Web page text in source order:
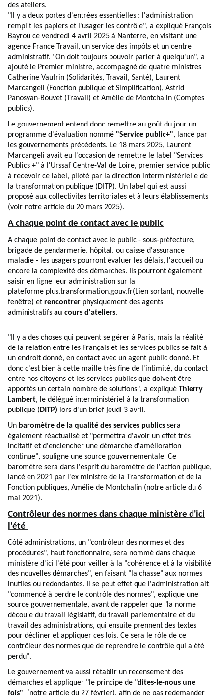
des ateliers.
"Il y a deux portes d'entrées essentielles : l'administration
remplit les papiers et l'usager les contrôle", a expliqué François
Bayrou ce vendredi 4 avril 2025 à Nanterre, en visitant une
agence France Travail, un service des impôts et un centre
administratif. "On doit toujours pouvoir parler à quelqu'un", a
ajouté le Premier ministre, accompagné de quatre ministres
Catherine Vautrin (Solidarités, Travail, Santé), Laurent
Marcangeli (Fonction publique et Simplification), Astrid
Panosyan-Bouvet (Travail) et Amélie de Montchalin (Comptes
publics).
Le gouvernement entend donc remettre au goût du jour un
programme d'évaluation nommé "Service public+", lancé par
les gouvernements précédents. Le 18 mars 2025, Laurent
Marcangeli avait eu l'occasion de remettre le label "Services
Publics +" à l'Urssaf Centre-Val de Loire, premier service public
à recevoir ce label, piloté par la direction interministérielle de
la transformation publique (DITP). Un label qui est aussi
proposé aux collectivités territoriales et à leurs établissements
(voir notre article du 20 mars 2025).
A chaque point de contact avec le public
A chaque point de contact avec le public - sous-préfecture,
brigade de gendarmerie, hôpital, ou caisse d'assurance
maladie - les usagers pourront évaluer les délais, l'accueil ou
encore la complexité des démarches. Ils pourront également
saisir en ligne leur administration sur la
plateforme plus.transformation.gouv.fr(Lien sortant, nouvelle
fenêtre) et rencontrer physiquement des agents
administratifs au cours d'ateliers.
"Il y a des choses qui peuvent se gérer à Paris, mais la réalité
de la relation entre les Français et les services publics se fait à
un endroit donné, en contact avec un agent public donné. Et
donc c'est bien à cette maille très fine de l'intimité, du contact
entre nos citoyens et les services publics que doivent être
apportés un certain nombre de solutions", a expliqué Thierry
Lambert, le délégué interministériel à la transformation
publique ( DITP) lors d'un brief jeudi 3 avril.
Un baromètre de la qualité des services publics sera
également réactualisé et "permettra d'avoir un effet très
incitatif et d'enclencher une démarche d'amélioration
continue", souligne une source gouvernementale. Ce
baromètre sera dans l'esprit du baromètre de l'action publique,
lancé en 2021 par l'ex ministre de la Transformation et de la
Fonction publiques, Amélie de Montchalin (notre article du 6
mai 2021).
Contrôleur des normes dans chaque ministère d'ici
l'été
Côté administrations, un "contrôleur des normes et des
procédures", haut fonctionnaire, sera nommé dans chaque
ministère d'ici l'été pour veiller à la "cohérence et à la visibilité
des nouvelles démarches", en faisant "la chasse" aux normes
inutiles ou redondantes. Il se peut effet que l'administration ait
"commencé à perdre le contrôle des normes", explique une
source gouvernementale, avant de rappeler que "la norme
découle du travail législatif, du travail parlementaire et du
travail des administrations, qui ensuite prennent des textes
pour décliner et appliquer ces lois. Ce sera le rôle de ce
contrôleur des normes que de reprendre le contrôle qui a été
perdu".
Le gouvernement va aussi rétablir un recensement des
démarches et appliquer "le principe de "dites-le-nous une
fois" (notre article du 27 février), afin de ne pas redemander